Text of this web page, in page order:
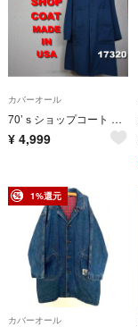
カバーオール
70’ｓショップコート USA製 17320 ビンテージ 70 90 501
¥ 4,999
1%還元
カバーオール